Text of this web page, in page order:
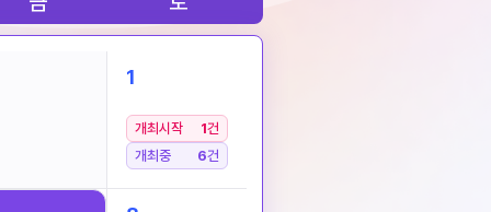
1
개최시작 1건
개최중
6건